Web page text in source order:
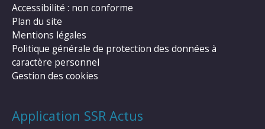
Accessibilité : non conforme
Plan du site
Mentions légales
Politique générale de protection des données à
caractère personnel
Gestion des cookies
Application SSR Actus